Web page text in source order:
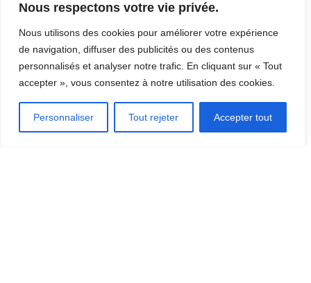
Nous respectons votre vie privée.
Nous utilisons des cookies pour améliorer votre expérience
de navigation, diffuser des publicités ou des contenus
personnalisés et analyser notre trafic. En cliquant sur « Tout
accepter », vous consentez à notre utilisation des cookies.
Personnaliser Tout rejeter Accepter tout
Le Vitrail – Espace culturel
1254 Rue Sainte Marthe Thetford Mines, QC G6G 4H9